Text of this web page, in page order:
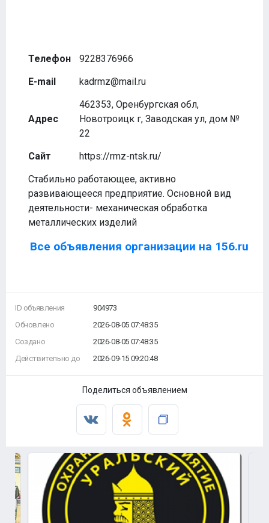
Телефон
9228376966
E-mail
kadrmz@mail.ru
Адрес
462353, Оренбургская обл,
Новотроицк г, Заводская ул, дом №
22
Сайт
https://rmz-ntsk.ru/
Стабильно работающее, активно
развивающееся предприятие. Основной вид
деятельности- механическая обработка
металлических изделий
Все объявления организации на 156.ru
ID объявления
Обновлено
Создано
Действительно до
904973
2026-08-05 07:48:35
2026-08-05 07:48:35
2026-09-15 09:20:48
Поделиться объявлением